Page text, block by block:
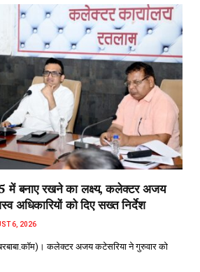
में बनाए रखने का लक्ष्य, कलेक्टर अजय
अधिकारियों को दिए सख्त निर्देश
6, 2026
कलेक्टर अजय कटेसरिया ने गुरुवार को